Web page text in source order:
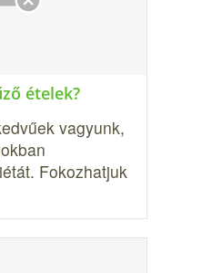
ételek?
va­gyunk,
Fokozhatjuk